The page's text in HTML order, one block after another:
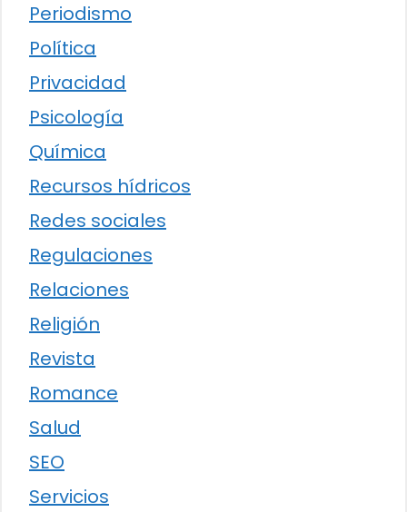
Periodismo
Política
Privacidad
Psicología
Química
Recursos hídricos
Redes sociales
Regulaciones
Relaciones
Religión
Revista
Romance
Salud
SEO
Servicios